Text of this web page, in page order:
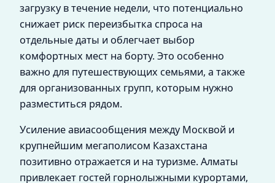
загрузку в течение недели, что потенциально
снижает риск переизбытка спроса на
отдельные даты и облегчает выбор
комфортных мест на борту. Это особенно
важно для путешествующих семьями, а также
для организованных групп, которым нужно
разместиться рядом.
Усиление авиасообщения между Москвой и
крупнейшим мегаполисом Казахстана
позитивно отражается и на туризме. Алматы
привлекает гостей горнолыжными курортами,